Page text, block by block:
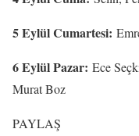
5 Eylül Cumartesi:
6 Eylül Pazar: Ece
Murat Boz
PAYLAŞ